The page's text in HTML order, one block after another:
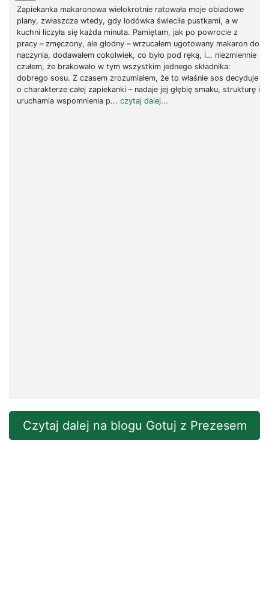
Zapiekanka makaronowa wielokrotnie ratowała moje obiadowe
plany, zwłaszcza wtedy, gdy lodówka świeciła pustkami, a w
kuchni liczyła się każda minuta. Pamiętam, jak po powrocie z
pracy – zmęczony, ale głodny – wrzucałem ugotowany makaron do
naczynia, dodawałem cokolwiek, co było pod ręką, i… niezmiennie
czułem, że brakowało w tym wszystkim jednego składnika:
dobrego sosu. Z czasem zrozumiałem, że to właśnie sos decyduje
o charakterze całej zapiekanki – nadaje jej głębię smaku, strukturę i
uruchamia wspomnienia p... czytaj dalej...
Czytaj dalej na blogu Gotuj z Prezesem